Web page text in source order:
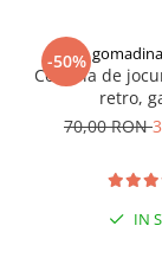
-50%
Consola de
retro,
70,00 RON
IN